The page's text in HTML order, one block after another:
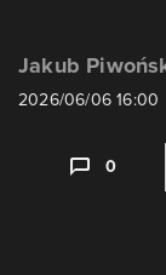
Jakub
2026/06/06 16:00
0